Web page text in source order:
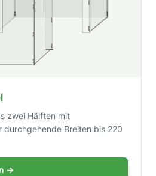
zwei Hälften mit
durchgehende Breiten bis 220
→